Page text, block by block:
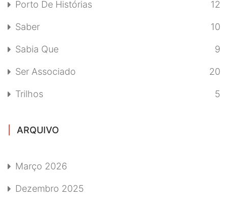
Porto De Histórias 12
Saber 10
Sabia Que 9
Ser Associado 20
Trilhos 5
ARQUIVO
Março 2026
Dezembro 2025